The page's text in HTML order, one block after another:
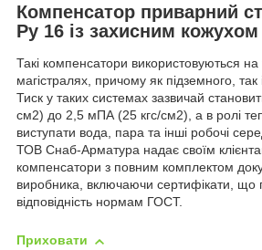
Компенсатор приварний
Ру 16 із захисним кожухом
Такі компенсатори використовуються
магістралях, причому як підземного, так
Тиск у таких системах зазвичай
см2) до 2,5 мПА (25 кгс/см2), а в ролі
виступати вода, пара та інші робочі
ТОВ Снаб-Арматура надає своїм
компенсатори з повним комплектом
виробника, включаючи сертифікати, що
відповідність нормам ГОСТ.
Приховати